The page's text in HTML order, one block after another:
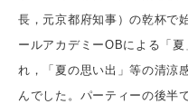
長，元京都府知事）の乾杯で
ールアカデミーOBによる「
れ，「夏の思い出」等の清涼
んでした。パーティーの後半